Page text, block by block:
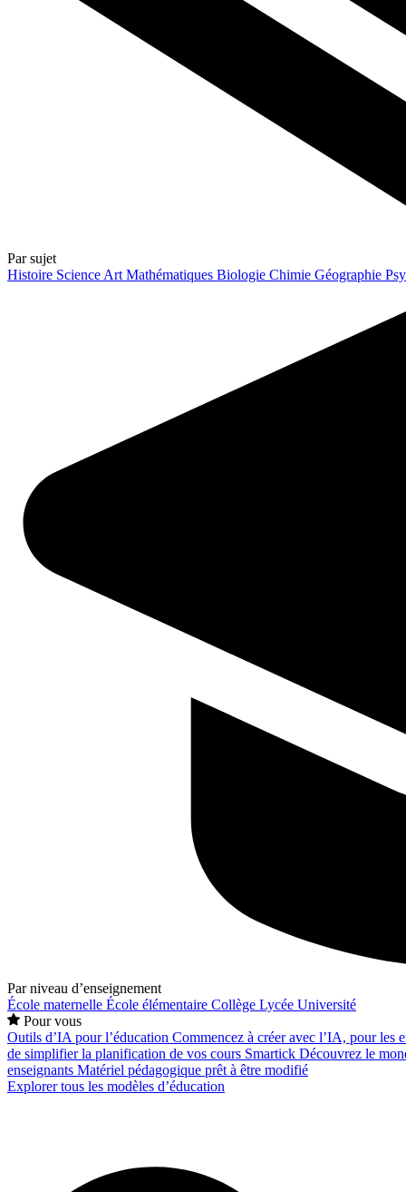
Par sujet
Histoire Science Art Mathématiques Biologie Chimie Géographie
Par niveau d’enseignement
École maternelle École élémentaire Collège Lycée Université
Pour vous
Outils d’IA pour l’éducation Commencez à créer avec l’IA, pour les
de simplifier la planification de vos cours Smartick Découvrez le
enseignants Matériel pédagogique prêt à être modifié
Explorer tous les modèles d’éducation